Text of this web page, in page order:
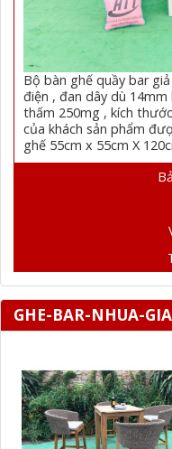
Bộ bàn ghế quầy bar
điện , đan dây dù
thấm 250mg , kích
của khách sản phẩm
ghế 55cm x 55cm X
GHE-BAR-NHUA-